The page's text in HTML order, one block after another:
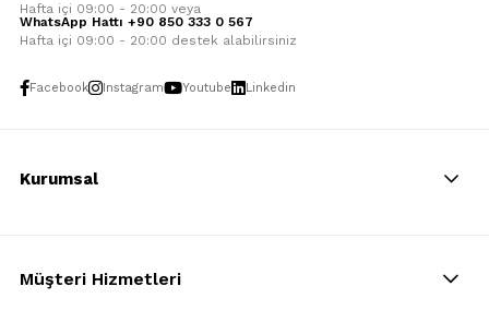
Hafta içi 09:00 - 20:00 veya
WhatsApp Hattı +90 850 333 0 567
Hafta içi 09:00 - 20:00 destek alabilirsiniz
Facebook Instagram Youtube Linkedin
Kurumsal
Müşteri Hizmetleri